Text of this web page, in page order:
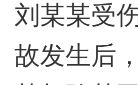
刘某某受
故发生后